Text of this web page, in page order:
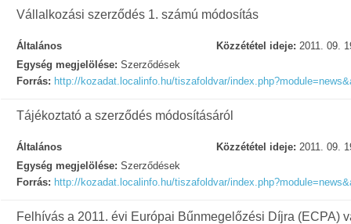
Vállalkozási szerződés 1. számú módosítás
Általános Közzététel ideje: 2011. 09.
Egység megjelölése: Szerződések
Forrás: http://kozadat.localinfo.hu/tiszafoldvar/
Tájékoztató a szerződés módosításáról
Általános Közzététel ideje: 2011. 09.
Egység megjelölése: Szerződések
Forrás: http://kozadat.localinfo.hu/tiszafoldvar/
Felhívás a 2011. évi Európai Bűnmegelőzési Díjra (ECPA)